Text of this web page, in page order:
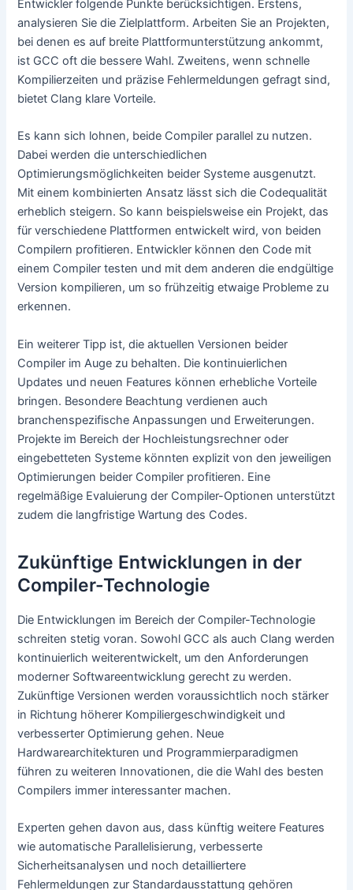
Entwickler folgende Punkte berücksichtigen. Erstens,
analysieren Sie die Zielplattform. Arbeiten Sie an Projekten,
bei denen es auf breite Plattformunterstützung ankommt,
ist GCC oft die bessere Wahl. Zweitens, wenn schnelle
Kompilierzeiten und präzise Fehlermeldungen gefragt sind,
bietet Clang klare Vorteile.
Es kann sich lohnen, beide Compiler parallel zu nutzen.
Dabei werden die unterschiedlichen
Optimierungsmöglichkeiten beider Systeme ausgenutzt.
Mit einem kombinierten Ansatz lässt sich die Codequalität
erheblich steigern. So kann beispielsweise ein Projekt, das
für verschiedene Plattformen entwickelt wird, von beiden
Compilern profitieren. Entwickler können den Code mit
einem Compiler testen und mit dem anderen die endgültige
Version kompilieren, um so frühzeitig etwaige Probleme zu
erkennen.
Ein weiterer Tipp ist, die aktuellen Versionen beider
Compiler im Auge zu behalten. Die kontinuierlichen
Updates und neuen Features können erhebliche Vorteile
bringen. Besondere Beachtung verdienen auch
branchenspezifische Anpassungen und Erweiterungen.
Projekte im Bereich der Hochleistungsrechner oder
eingebetteten Systeme könnten explizit von den jeweiligen
Optimierungen beider Compiler profitieren. Eine
regelmäßige Evaluierung der Compiler-Optionen unterstützt
zudem die langfristige Wartung des Codes.
Zukünftige Entwicklungen in der
Compiler-Technologie
Die Entwicklungen im Bereich der Compiler-Technologie
schreiten stetig voran. Sowohl GCC als auch Clang werden
kontinuierlich weiterentwickelt, um den Anforderungen
moderner Softwareentwicklung gerecht zu werden.
Zukünftige Versionen werden voraussichtlich noch stärker
in Richtung höherer Kompiliergeschwindigkeit und
verbesserter Optimierung gehen. Neue
Hardwarearchitekturen und Programmierparadigmen
führen zu weiteren Innovationen, die die Wahl des besten
Compilers immer interessanter machen.
Experten gehen davon aus, dass künftig weitere Features
wie automatische Parallelisierung, verbesserte
Sicherheitsanalysen und noch detailliertere
Fehlermeldungen zur Standardausstattung gehören